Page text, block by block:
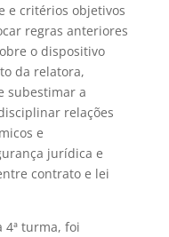
e critérios objetivos
regras anteriores
o dispositivo
da relatora,
subestimar a
relações
e
jurídica e
contrato e lei
4ª turma, foi